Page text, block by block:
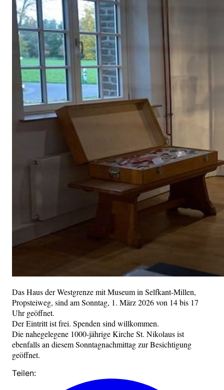
Das Haus der Westgrenze mit Museum in Selfkant-Millen,
Propsteiweg, sind am Sonntag, 1. März 2026 von 14 bis 17
Uhr geöffnet.
Der Eintritt ist frei. Spenden sind willkommen.
Die nahegelegene 1000-jährige Kirche St. Nikolaus ist
ebenfalls an diesem Sonntagnachmittag zur Besichtigung
geöffnet.
Teilen: